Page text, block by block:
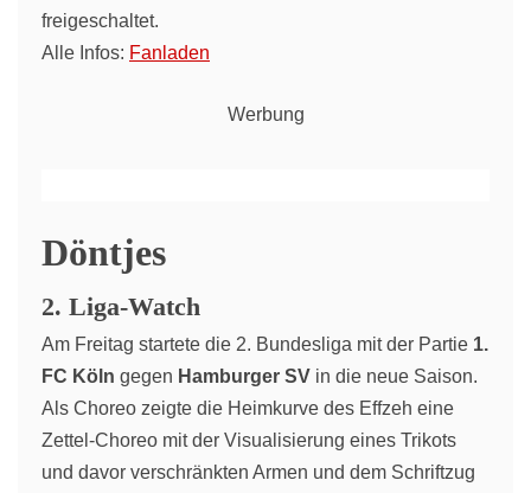
freigeschaltet.
Alle Infos: Fanladen
Werbung
Döntjes
2. Liga-Watch
Am Freitag startete die 2. Bundesliga mit der Partie 1.
FC Köln gegen Hamburger SV in die neue Saison.
Als Choreo zeigte die Heimkurve des Effzeh eine
Zettel-Choreo mit der Visualisierung eines Trikots
und davor verschränkten Armen und dem Schriftzug